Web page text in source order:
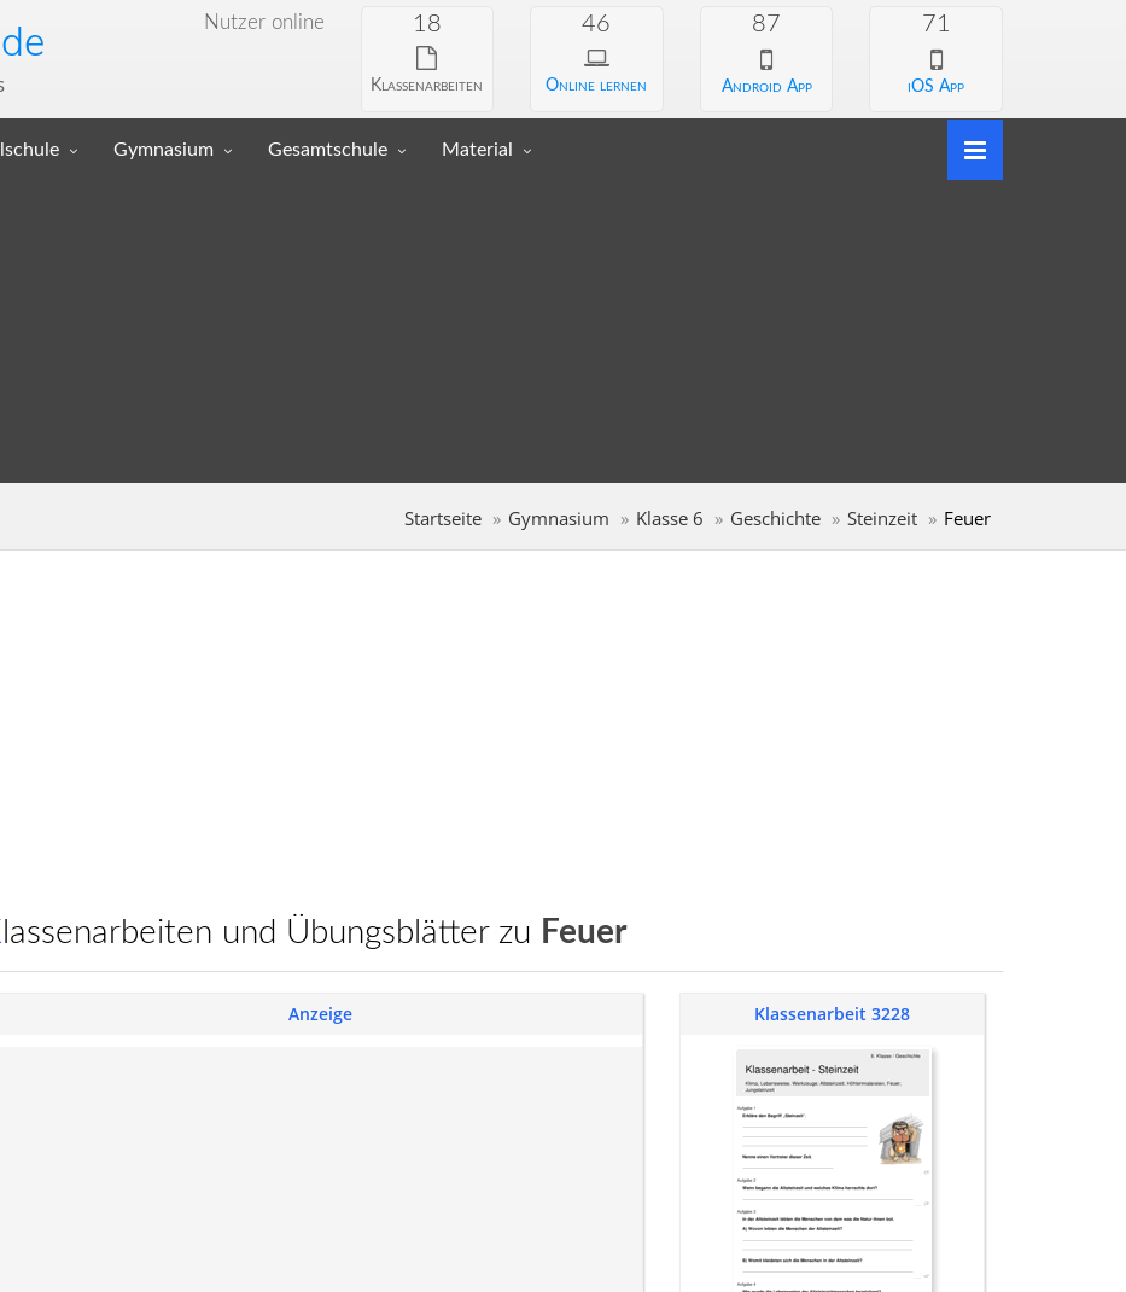
Nutzer online 18
Klassenarbeiten
46
Online lernen
87
Android App
71
iOS App
Gymnasium Gesamtschule Material
Startseite Gymnasium Klasse 6 Geschichte Steinzeit Feuer
Klassenarbeiten und Übungsblätter zu Feuer
Anzeige Klassenarbeit 3228